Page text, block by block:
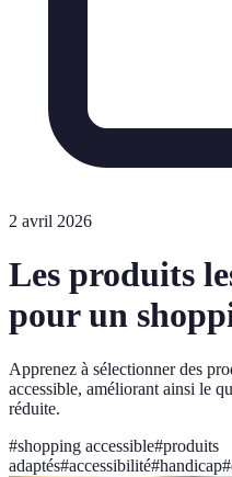
2 avril 2026
Les produits
pour un
Apprenez à sélectionner des
accessible, améliorant ainsi le
réduite.
#shopping accessible#produits
adaptés#accessibilité#handicap#